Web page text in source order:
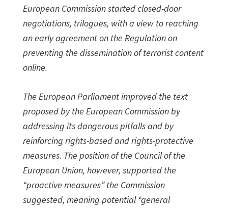
European Commission started closed-door
negotiations, trilogues, with a view to reaching
an early agreement on the Regulation on
preventing the dissemination of terrorist content
online.
The European Parliament improved the text
proposed by the European Commission by
addressing its dangerous pitfalls and by
reinforcing rights-based and rights-protective
measures. The position of the Council of the
European Union, however, supported the
“proactive measures” the Commission
suggested, meaning potential “general